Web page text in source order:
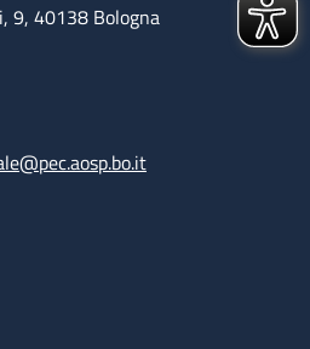
9, 40138 Bologna